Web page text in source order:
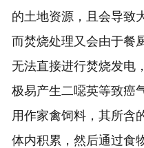
的土地资源，且会导致
而焚烧处理又会由于餐
无法直接进行焚烧发电
极易产生二噁英等致癌
用作家禽饲料，其所含
体内积累，然后通过食